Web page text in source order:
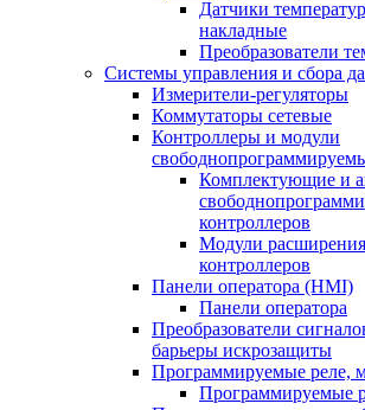
Датчики
накладные
Преобразователи
Системы управления и сбора
Измерители-регуляторы
Коммутаторы сетевые
Контроллеры и модули
Комплектующие и
контроллеров
Модули
контроллеров
Панели оператора (HMI)
Панели оператора
Преобразователи
барьеры искрозащиты
Программируемые реле,
Программируемые